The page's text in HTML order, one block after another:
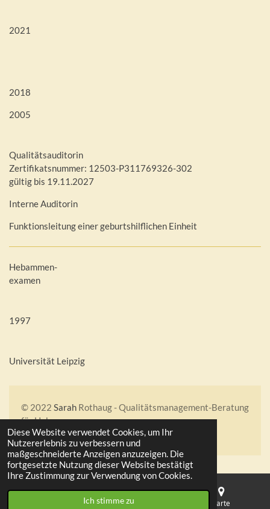
Diese Website verwendet Cookies, um Ihr
Nutzererlebnis zu verbessern und
maßgeschneiderte Anzeigen anzuzeigen. Die
fortgesetzte Nutzung dieser Website bestätigt
Ihre Zustimmung zur Verwendung von Cookies.
Ich stimme zu
2021
2018
2005
Qualitätsauditorin
Zertifikatsnummer: 12503-P311769326-302
gültig bis 19.11.2027
Interne Auditorin
Funktionsleitung einer geburtshilflichen Einheit
Hebammen-
examen
1997
Universität Leipzig
© 2022 Sarah Rothaug - Qualitätsmanagement-Beratung
für Hebammen
Mit Unterstützung vonWebador
Telefon Karte